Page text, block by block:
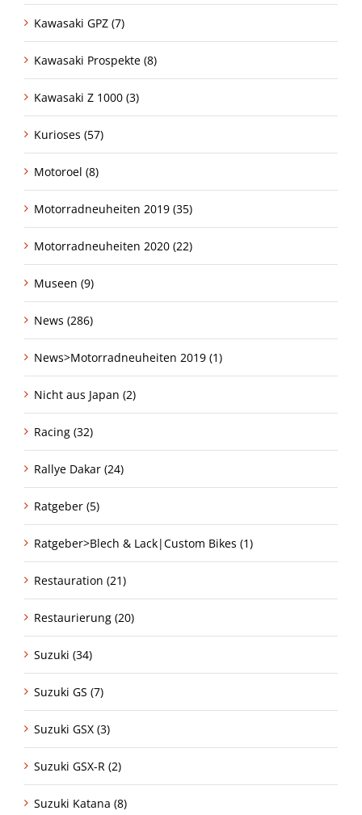
Kawasaki GPZ (7)
Kawasaki Prospekte (8)
Kawasaki Z 1000 (3)
Kurioses (57)
Motoroel (8)
Motorradneuheiten 2019 (35)
Motorradneuheiten 2020 (22)
Museen (9)
News (286)
News>Motorradneuheiten 2019 (1)
Nicht aus Japan (2)
Racing (32)
Rallye Dakar (24)
Ratgeber (5)
Ratgeber>Blech & Lack|Custom Bikes (1)
Restauration (21)
Restaurierung (20)
Suzuki (34)
Suzuki GS (7)
Suzuki GSX (3)
Suzuki GSX-R (2)
Suzuki Katana (8)